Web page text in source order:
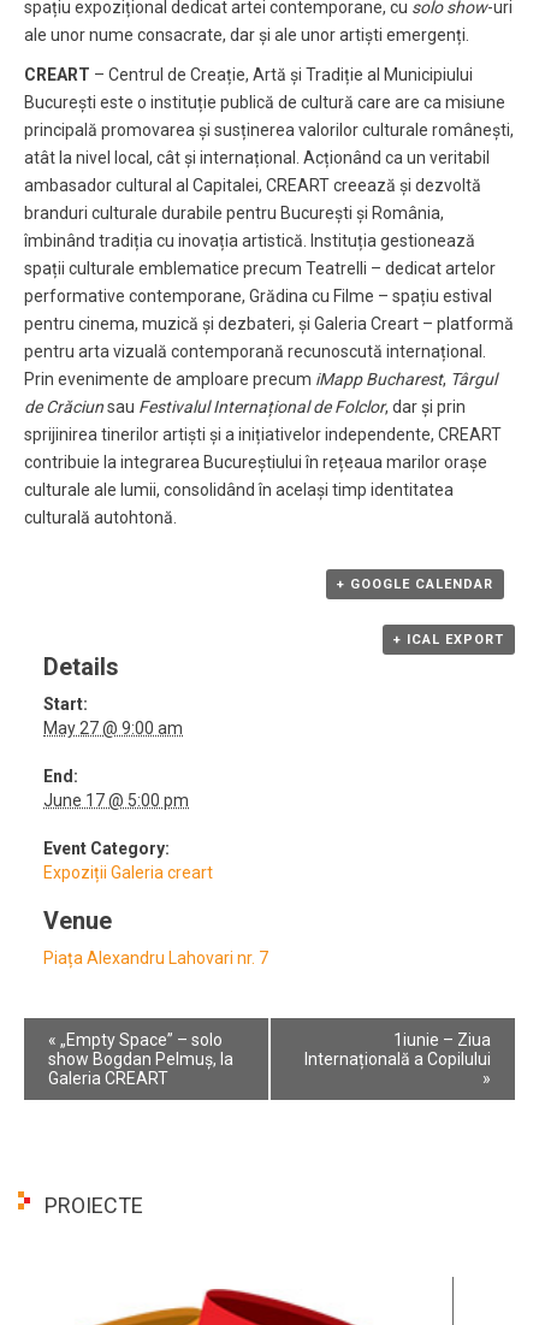
spațiu expozițional dedicat artei contemporane, cu solo show-uri
ale unor nume consacrate, dar și ale unor artiști emergenți.
CREART – Centrul de Creație, Artă și Tradiție al Municipiului
București este o instituție publică de cultură care are ca misiune
principală promovarea și susținerea valorilor culturale românești,
atât la nivel local, cât și internațional. Acționând ca un veritabil
ambasador cultural al Capitalei, CREART creează și dezvoltă
branduri culturale durabile pentru București și România,
îmbinând tradiția cu inovația artistică. Instituția gestionează
spații culturale emblematice precum Teatrelli – dedicat artelor
performative contemporane, Grădina cu Filme – spațiu estival
pentru cinema, muzică și dezbateri, și Galeria Creart – platformă
pentru arta vizuală contemporană recunoscută internațional.
Prin evenimente de amploare precum iMapp Bucharest, Târgul
de Crăciunsau Festivalul Internațional de Folclor, dar și prin
sprijinirea tinerilor artiști și a inițiativelor independente, CREART
contribuie la integrarea Bucureștiului în rețeaua marilor orașe
culturale ale lumii, consolidând în același timp identitatea
culturală autohtonă.
+ GOOGLE CALENDAR
+ ICAL EXPORT
Details
Start:
May 27 @ 9:00 am
End:
June 17 @ 5:00 pm
Event Category:
Expoziții Galeria creart
Venue
Piața Alexandru Lahovari nr. 7
Event
Navigation
« „Empty Space” – solo
show Bogdan Pelmuș, la
Galeria CREART
1iunie – Ziua
Internațională a Copilului
»
PROIECTE